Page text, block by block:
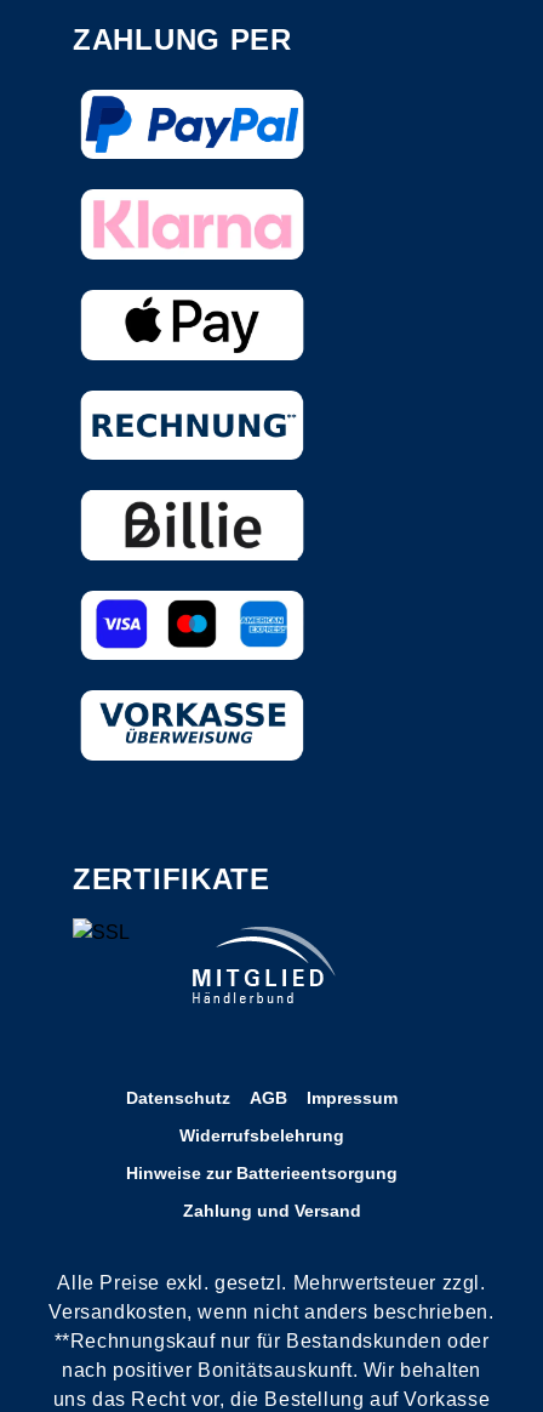
ZAHLUNG PER
ZERTIFIKATE
Datenschutz AGB
Impressum
Widerrufsbelehrung
Hinweise zur Batterieentsorgung
Zahlung und Versand
Alle Preise exkl. gesetzl. Mehrwertsteuer zzgl.
Versandkosten, wenn nicht anders beschrieben.
**Rechnungskauf nur für Bestandskunden oder
nach positiver Bonitätsauskunft. Wir behalten
uns das Recht vor, die Bestellung auf Vorkasse